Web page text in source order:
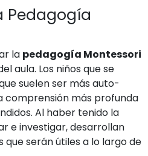
Pedagogía
la pedagogía Montessori
aula. Los niños que se
suelen ser más auto-
comprensión más profunda
Al haber tenido la
e investigar, desarrollan
que serán útiles a lo largo de